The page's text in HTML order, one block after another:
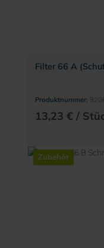
Filter 66 A
Produktnummer:
13,23 € /
Zubehör